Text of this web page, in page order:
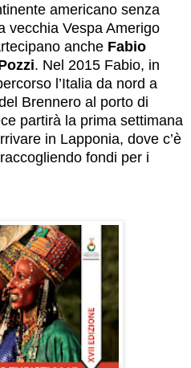
americano senza
vecchia Vespa Amerigo
anche Fabio
. Nel 2015 Fabio, in
l’Italia da nord a
Brennero al porto di
partirà la prima settimana
in Lapponia, dove c’è
fondi per i